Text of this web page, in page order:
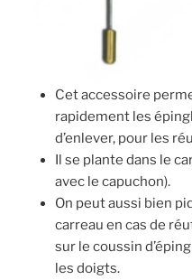
Cet accessoire
rapidement les
d’enlever, pour les
Il se plante dans le
avec le capuchon).
On peut aussi bien
carreau en cas de
sur le coussin
les doigts.